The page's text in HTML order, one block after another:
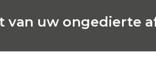
van uw ongedierte